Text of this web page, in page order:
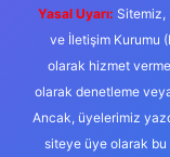
Yasal Uyarı: Sitemiz,
ve İletişim Kurumu
olarak hizmet
olarak denetleme
Ancak, üyelerimiz
siteye üye olarak bu